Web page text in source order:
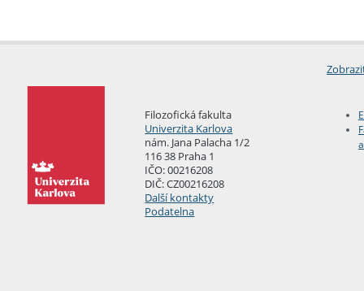
Filozofická fakulta
Univerzita Karlova
nám. Jana Palacha 1/2
116 38 Praha 1
IČO: 00216208
DIČ: CZ00216208
Další kontakty
Podatelna